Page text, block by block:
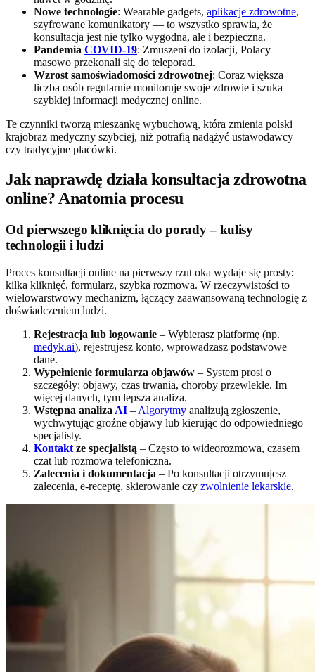
Nowe technologie: Wearable gadgets, aplikacje zdrowotne,
szyfrowane komunikatory — to wszystko sprawia, że
konsultacja jest nie tylko wygodna, ale i bezpieczna.
Pandemia COVID-19: Zmuszeni do izolacji, Polacy
masowo przekonali się do teleporad.
Wzrost samoświadomości zdrowotnej: Coraz większa
liczba osób regularnie monitoruje swoje zdrowie i szuka
szybkiej informacji medycznej online.
Te czynniki tworzą mieszankę wybuchową, która zmienia polski
krajobraz medyczny szybciej, niż potrafią nadążyć ustawodawcy
czy tradycyjne placówki.
Jak naprawdę działa konsultacja zdrowotna
online? Anatomia procesu
Od pierwszego kliknięcia do porady – kulisy
technologii i ludzi
Proces konsultacji online na pierwszy rzut oka wydaje się prosty:
kilka kliknięć, formularz, szybka rozmowa. W rzeczywistości to
wielowarstwowy mechanizm, łączący zaawansowaną technologię z
doświadczeniem ludzi.
Rejestracja lub logowanie – Wybierasz platformę (np.
medyk.ai), rejestrujesz konto, wprowadzasz podstawowe
dane.
Wypełnienie formularza objawów – System prosi o
szczegóły: objawy, czas trwania, choroby przewlekłe. Im
więcej danych, tym lepsza analiza.
Wstępna analiza AI – Algorytmy analizują zgłoszenie,
wychwytując groźne objawy lub kierując do odpowiedniego
specjalisty.
Kontakt ze specjalistą – Często to wideorozmowa, czasem
czat lub rozmowa telefoniczna.
Zalecenia i dokumentacja – Po konsultacji otrzymujesz
zalecenia, e-receptę, skierowanie czy zwolnienie lekarskie.